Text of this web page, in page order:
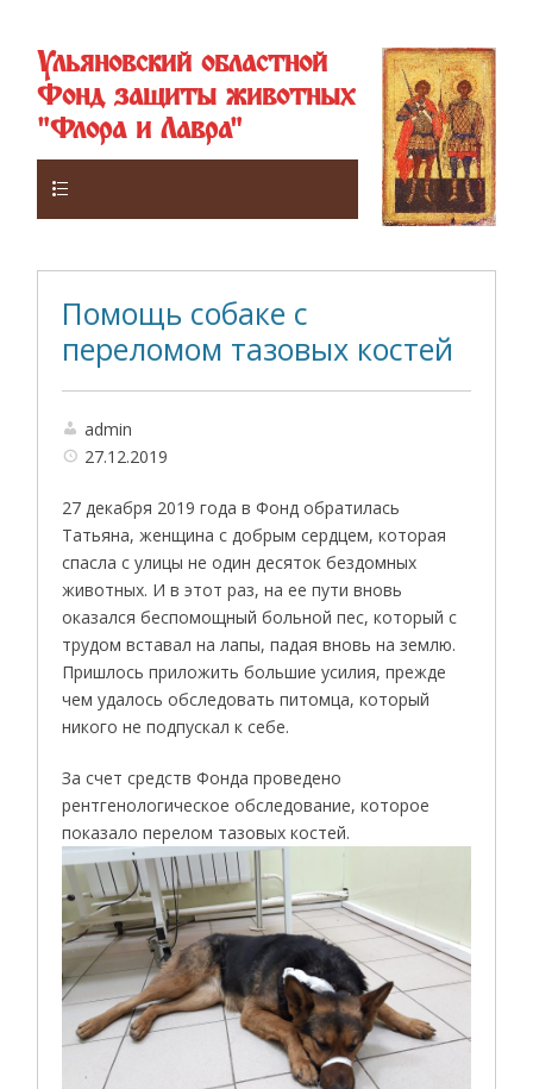
Ульяновский областной
Фонд защиты животных
"Флора и Лавра"
Помощь собаке с
переломом тазовых костей
admin
27.12.2019
27 декабря 2019 года в Фонд обратилась
Татьяна, женщина с добрым сердцем, которая
спасла с улицы не один десяток бездомных
животных. И в этот раз, на ее пути вновь
оказался беспомощный больной пес, который с
трудом вставал на лапы, падая вновь на землю.
Пришлось приложить большие усилия, прежде
чем удалось обследовать питомца, который
никого не подпускал к себе.
За счет средств Фонда проведено
рентгенологическое обследование, которое
показало перелом тазовых костей.